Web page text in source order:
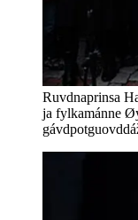
Ruvdnaprinsa
ja fylkamánne